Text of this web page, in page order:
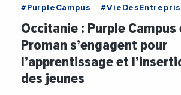
#PurpleCampus
Occitanie : Purple Campus
Proman s’engagent pour
l’apprentissage et
des jeunes